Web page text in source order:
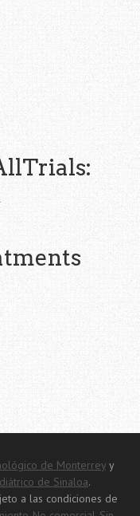
de Monterrey y
de Sinaloa.
a las condiciones de